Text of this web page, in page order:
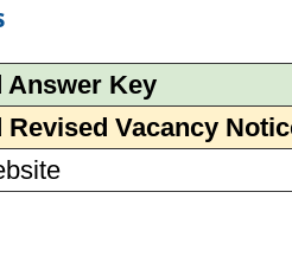
Answer Key
Revised Vacancy